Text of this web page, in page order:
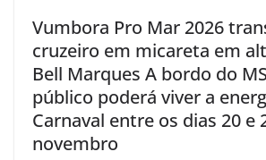
Vumbora Pro Mar 2026
cruzeiro em micareta em
Bell Marques A bordo do
público poderá viver a
Carnaval entre os dias 20 e
novembro